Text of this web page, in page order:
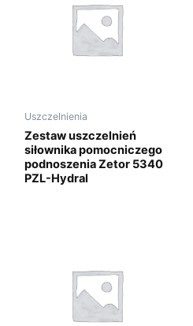
Uszczelnienia
Zestaw uszczelnień
siłownika pomocniczego
podnoszenia Zetor 5340
PZL-Hydral